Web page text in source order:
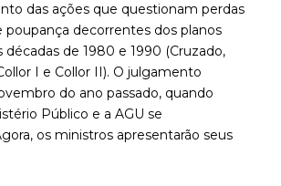
das ações que questionam perdas
poupança decorrentes dos planos
décadas de 1980 e 1990 (Cruzado,
I e Collor II). O julgamento
do ano passado, quando
Público e a AGU se
os ministros apresentarão seus